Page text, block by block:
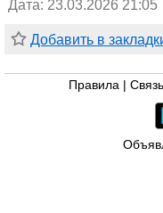
Дата: 23.03.2026 21:05
Добавить в
Правила